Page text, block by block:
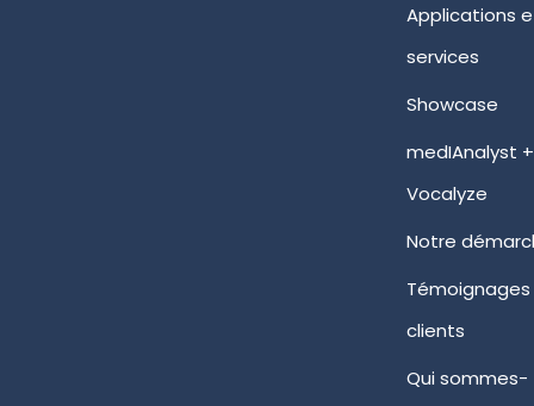
Applications
services
Showcase
medIAnalyst +
Vocalyze
Notre
clients
Qui sommes-